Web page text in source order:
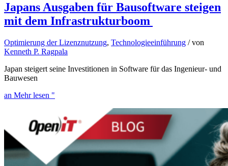
Japans Ausgaben für Bausoftware steigen
mit dem Infrastrukturboom
Optimierung der Lizenznutzung, Technologieeinführung / von
Kenneth P. Ragpala
Japan steigert seine Investitionen in Software für das Ingenieur- und
Bauwesen
an Mehr lesen "